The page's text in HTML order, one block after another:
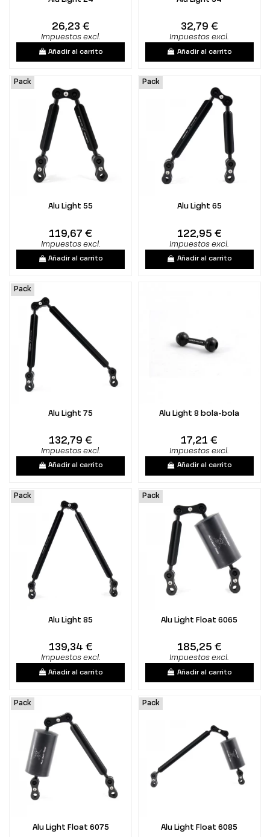
26,23 €
Impuestos excl.
Añadir al carrito
32,79 €
Impuestos excl.
Añadir al carrito
Pack
Alu Light 55
119,67 €
Impuestos excl.
Añadir al carrito
Pack
Alu Light 65
122,95 €
Impuestos excl.
Añadir al carrito
Pack
Alu Light 75
132,79 €
Impuestos excl.
Añadir al carrito
Alu Light 8 bola-bola
17,21 €
Impuestos excl.
Añadir al carrito
Pack
Alu Light 85
139,34 €
Impuestos excl.
Añadir al carrito
Pack
Alu Light Float 6065
185,25 €
Impuestos excl.
Añadir al carrito
Pack
Alu Light Float 6075
Pack
Alu Light Float 6085